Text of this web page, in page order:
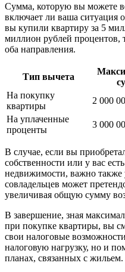
Сумма, которую вы можете
включает ли ваша ситуация
вы купили квартиру за 5
миллион рублей процентов,
оба направления.
Тип вычета
На покупку
квартиры
2 000
На уплаченные
проценты
3 000
В случае, если вы
собственности или у вас
недвижимости, важно также
совладельцев может
увеличивая общую сумму
В завершение, зная
при покупке квартиры, вы
свои налоговые
налоговую нагрузку, но и
планах, связанных с жильем.